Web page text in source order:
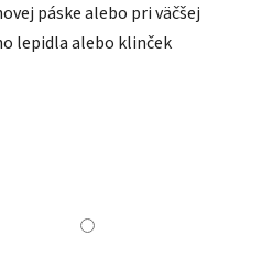
páske alebo pri väčšej
lepidla alebo klinček